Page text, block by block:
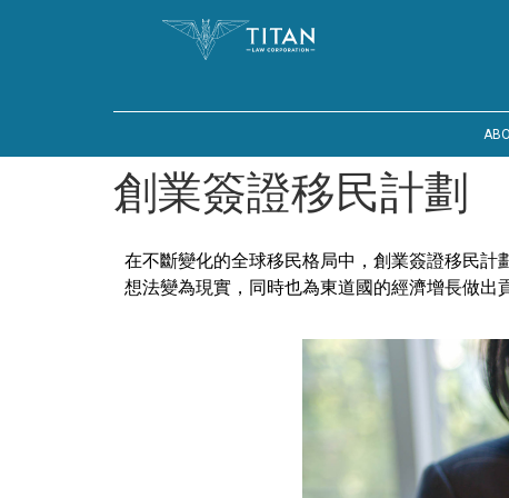
創業簽證移民計劃
在不斷變化的全球移民格局中，創業簽證移民
想法變為現實，同時也為東道國的經濟增長做出